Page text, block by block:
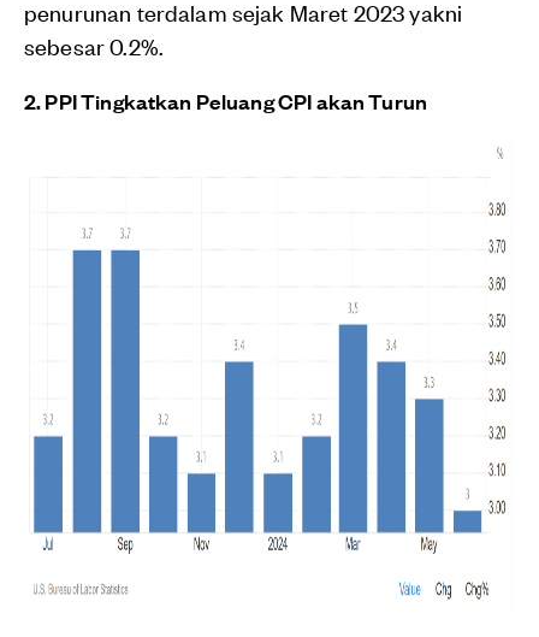
penurunan terdalam sejak Maret 2023 yakni
sebesar 0.2%.
2. PPI Tingkatkan Peluang CPI akan Turun